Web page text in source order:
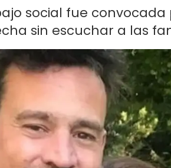
social fue
sin escuchar a las